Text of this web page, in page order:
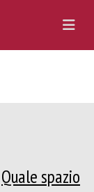
Quale spazio